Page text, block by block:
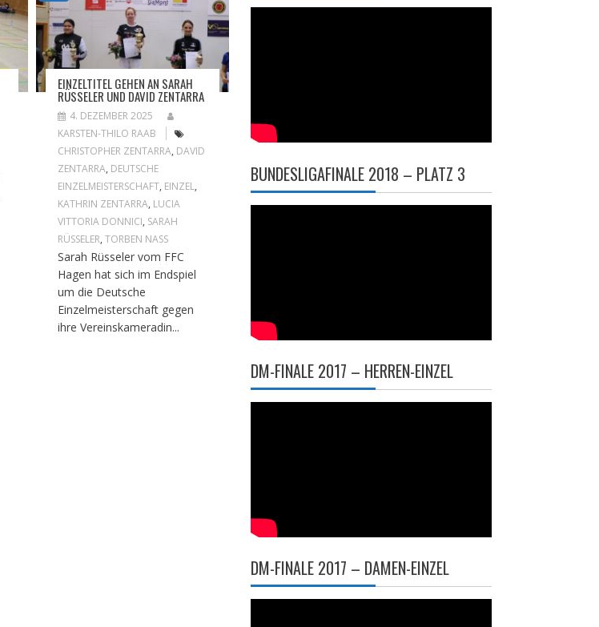
EINZELTITEL GEHEN AN SARAH
RÜSSELER UND DAVID ZENTARRA
4. DEZEMBER 2025
KARSTEN-THILO RAAB
CHRISTOPHER ZENTARRA, DAVID
ZENTARRA, DEUTSCHE
EINZELMEISTERSCHAFT, EINZEL,
KATHRIN ZENTARRA, LUCIA
VITTORIA DONNICI, SARAH
RÜSSELER,TORBEN NASS
Sarah Rüsseler vom FFC
Hagen hat sich im Endspiel
um die Deutsche
Einzelmeisterschaft gegen
ihre Vereinskameradin...
BUNDESLIGAFINALE 2018 – PLATZ 3
DM-FINALE 2017 – HERREN-EINZEL
DM-FINALE 2017 – DAMEN-EINZEL